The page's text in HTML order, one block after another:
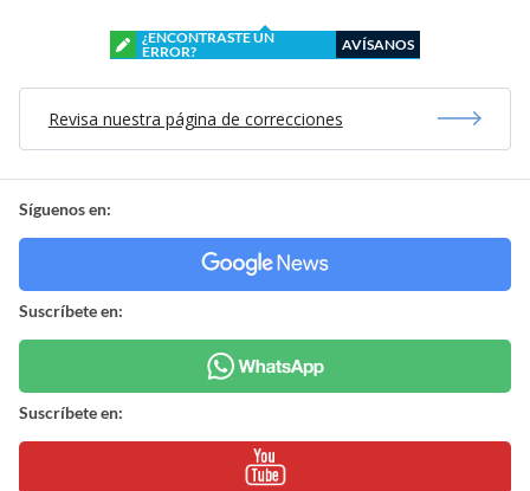
¿ENCONTRASTE UN
ERROR?
AVÍSANOS
Revisa nuestra página de correcciones
Síguenos en:
Suscríbete en:
Suscríbete en: